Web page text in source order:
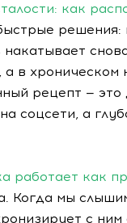
как
решения:
в хроническом
рецепт — это
соцсети, а
работает как
Когда мы
с